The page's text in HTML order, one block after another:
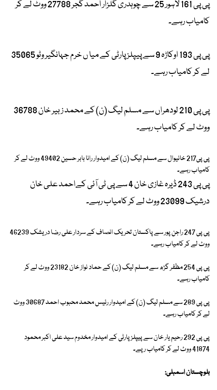
پی پی 161 لاہور 25 سے چوہدری گلزار احمد گجر 27788 ووٹ لے کر
کامیاب رہے۔
پی پی 193 اوکاڑہ 9 سے پیپلز پارٹی کے میا ں خرم جہانگیر وٹو 35065
لے کر کامیاب رہے۔
پی پی 210 لودھراں سے مسلم لیگ (ن) کے محمد زبیر خان 36788
ووٹ لے کر کامیاب رہے۔
پی پی217 خانیوال سے مسلم لیگ (ن) کے امیدوار رانا بابر حسین 49402 ووٹ لے کر
کامیاب رہے۔
پی پی 243 ڈیرہ غازی خان 4 سے پی ٹی آئی کےاحمد علی خان
درشیک 23099 ووٹ لے کر کامیاب رہے۔
پی پی 247 راجن پور سے پاکستان تحریک انصاف کے سردار علی رضا دریشک 46239
ووٹ لے کر کامیاب رہے۔
پی پی 254 مظفر گڑھ سے مسلم لیگ (ن) کے حماد نواز خان 23182 ووٹ لے کر
کامیاب رہے۔
پی پی 289 سے مسلم لیگ (ن) کے امیدوار رئیس محمد محبوب احمد 30687 ووٹ
لے کر کامیاب رہے۔
پی پی 292 رحیم یار خان سے پیپلز پارٹی کے امیدوار مخدوم سید علی اکبر محمود
41874 ووٹ لے کر کامیاب رپے۔
بلوچستان اسمبلی: